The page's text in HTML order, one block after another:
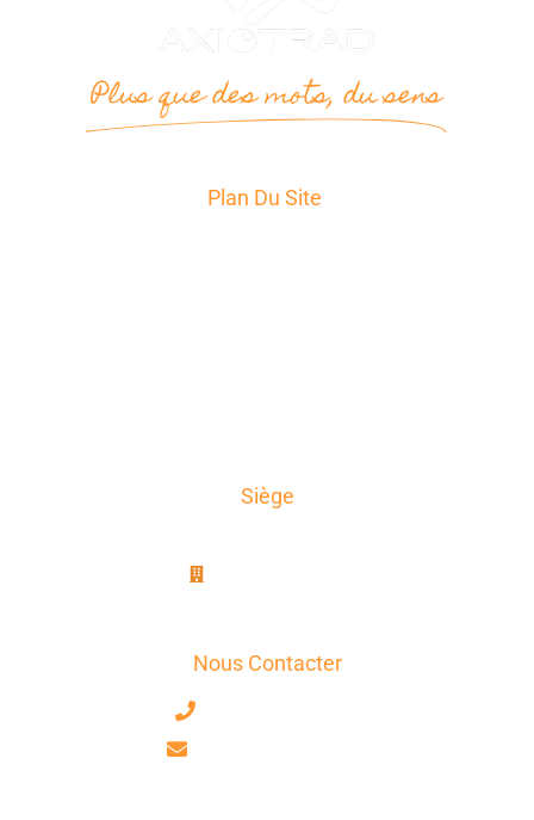
Plus que des mots, du sens
Plan Du Site
Siège
Nous Contacter